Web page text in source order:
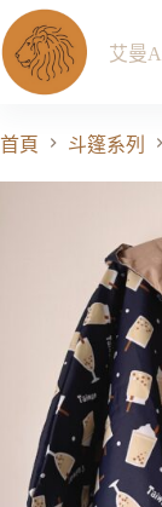
艾曼
首頁 斗篷系列